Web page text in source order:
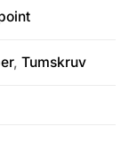
, Tumskruv